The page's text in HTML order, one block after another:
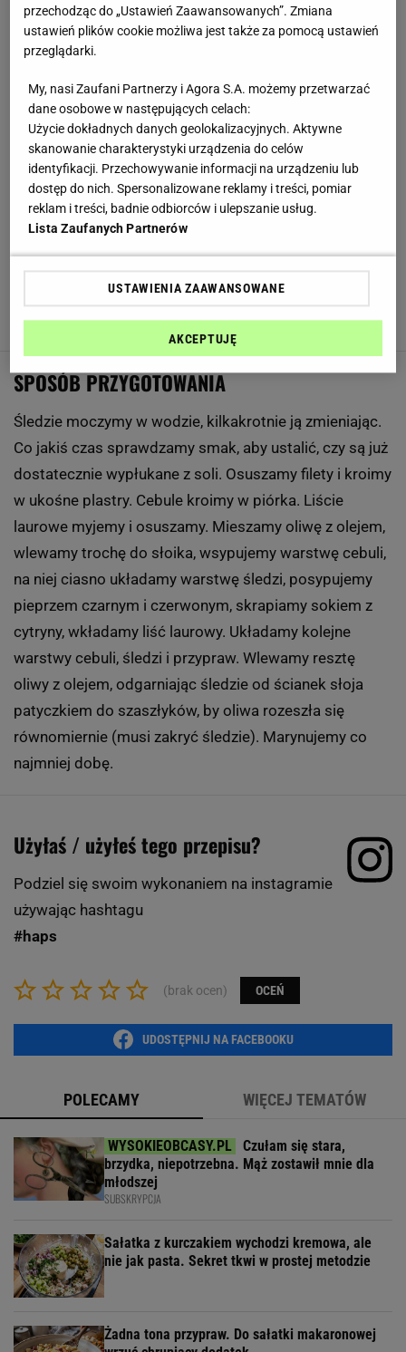
SKŁADNIKI (4 porcje)
Śledzie solone - 8 filetów
Cebula biała- 3-4
Liść laurowy- 8 świeżych lub 5 suszonych
Oliwa - 3/4 szklanki
Olej słonecznikowy- 3/4 szklanki
Pieprz czerwony- 20 ziarenek
SPOSÓB PRZYGOTOWANIA
Śledzie moczymy w wodzie, kilkakrotnie ją zmieniając.
Co jakiś czas sprawdzamy smak, aby ustalić, czy są już
dostatecznie wypłukane z soli. Osuszamy filety i kroimy
w ukośne plastry. Cebule kroimy w piórka. Liście
laurowe myjemy i osuszamy. Mieszamy oliwę z olejem,
wlewamy trochę do słoika, wsypujemy warstwę cebuli,
na niej ciasno układamy warstwę śledzi, posypujemy
pieprzem czarnym i czerwonym, skrapiamy sokiem z
cytryny, wkładamy liść laurowy. Układamy kolejne
warstwy cebuli, śledzi i przypraw. Wlewamy resztę
oliwy z olejem, odgarniając śledzie od ścianek słoja
patyczkiem do szaszłyków, by oliwa rozeszła się
równomiernie (musi zakryć śledzie). Marynujemy co
najmniej dobę.
Użyłaś / użyłeś tego przepisu?
Podziel się swoim wykonaniem na instagramie
używając hashtagu
#haps
(brak ocen) OCEŃ
UDOSTĘPNIJ NA FACEBOOKU
POLECAMY WIĘCEJ TEMATÓW
Czułam się stara,
brzydka, niepotrzebna. Mąż zostawił mnie dla
młodszej
SUBSKRYPCJA
Sałatka z kurczakiem wychodzi kremowa, ale
nie jak pasta. Sekret tkwi w prostej metodzie
Żadna tona przypraw. Do sałatki makaronowej
przechodząc do „Ustawień Zaawansowanych”. Zmiana
ustawień plików cookie możliwa jest także za pomocą ustawień
przeglądarki.
My, nasi Zaufani Partnerzy i Agora S.A. możemy przetwarzać
dane osobowe w następujących celach:
Użycie dokładnych danych geolokalizacyjnych. Aktywne
skanowanie charakterystyki urządzenia do celów
identyfikacji. Przechowywanie informacji na urządzeniu lub
dostęp do nich. Spersonalizowane reklamy i treści, pomiar
reklam i treści, badnie odbiorców i ulepszanie usług.
Lista Zaufanych Partnerów
USTAWIENIA ZAAWANSOWANE
AKCEPTUJĘ